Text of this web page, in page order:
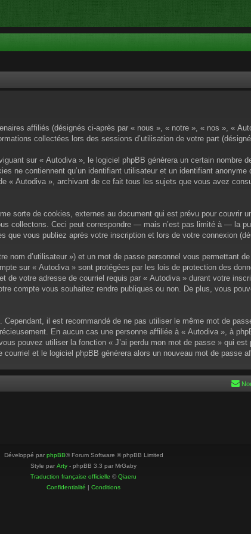
affiliés (désignés ci-après par « nous », « notre », « nos », «
collectées lors des sessions d’utilisation de votre part
sur « Autodiva », le logiciel phpBB génèrera un certain nombre
ne contiennent qu’un identifiant utilisateur et un identifiant
Autodiva », archivant de ce fait tous les sujets que vous avez
sorte de cookies, externes au document qui est prévu pour couvrir
collectons. Ceci peut correspondre — mais n’est pas limité à — la
que vous publiez après votre inscription et lors de votre connexion
nom d’utilisateur ») et un mot de passe personnel vous permettant
sur « Autodiva » sont protégées par les lois de protection des
de votre adresse de courriel requis par « Autodiva » durant votre
compte vous souhaitez rendre publiques ou non. De plus, vous
il est recommandé de ne pas utiliser le même mot de
En aucun cas une personne affiliée à « Autodiva », à
pouvez utiliser la fonction « J’ai perdu mon mot de passe » qui
et le logiciel phpBB générera alors un nouveau mot de passe
Développé par phpBB® Forum Software © phpBB Limited
Style par Arty - phpBB 3.3 par MrGaby
Traduction française officielle ©Qiaeru
Confidentialité | Conditions